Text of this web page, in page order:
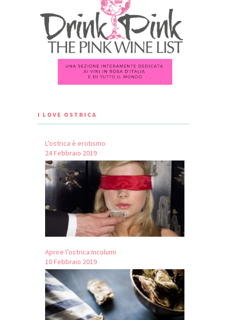
I LOVE OSTRICA
L’ostrica è erotismo
24 Febbraio 2019
Aprire l’ostrica Incolumi
10 Febbraio 2019